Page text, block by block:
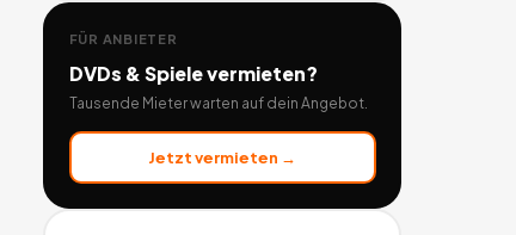
FÜR ANBIETER
DVDs & Spielevermieten?
Tausende Mieter warten auf dein Angebot.
Jetzt vermieten →